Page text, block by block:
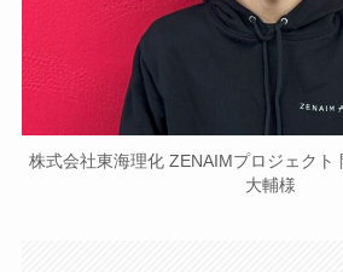
株式会社東海理化 ZENAIMプロジェクト
大輔様